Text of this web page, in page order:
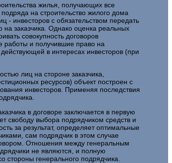
жилья, получающих все
на строительство жилого дома
- инвесторов с обязательством передать
заказчика. Однако оценка реальных
совокупность договоров
работы и получившие право на
в интересах инвесторов (при
лиц на стороне заказчика,
ресурсов) объект построен с
инвесторов. Применяя последствия
в договоре заключается в первую
свободу выбора подрядчиком средств и
за результат, определяет оптимальные
сам подрядчик в этом случае
Отношения между генеральным
не являются, и полную
стороны генерального подрядчика.